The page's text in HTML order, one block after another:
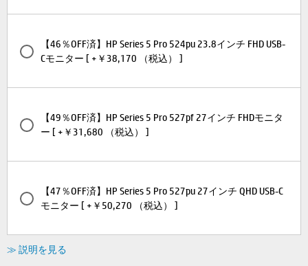
【46％OFF済】HP Series 5 Pro 524pu 23.8インチ FHD USB-
Cモニター [ +￥38,170 （税込） ]
【49％OFF済】HP Series 5 Pro 527pf 27インチ FHDモニタ
ー [ +￥31,680 （税込） ]
【47％OFF済】HP Series 5 Pro 527pu 27インチ QHD USB-C
モニター [ +￥50,270 （税込） ]
≫ 説明を見る